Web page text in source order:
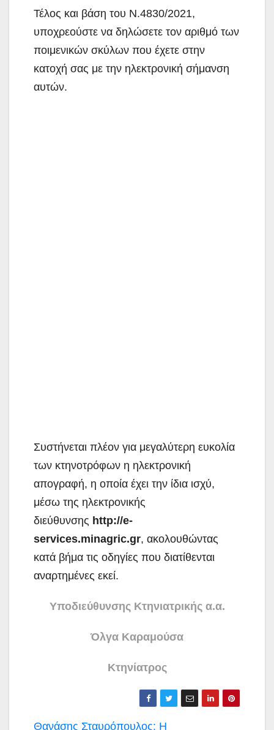
Τέλος και βάση του Ν.4830/2021,
υποχρεούστε να δηλώσετε τον αριθμό των
ποιμενικών σκύλων που έχετε στην
κατοχή σας με την ηλεκτρονική σήμανση
αυτών.
Συστήνεται πλέον για μεγαλύτερη ευκολία
των κτηνοτρόφων η ηλεκτρονική
απογραφή, η οποία έχει την ίδια ισχύ,
μέσω της ηλεκτρονικής
διεύθυνσης http://e-
services.minagric.gr, ακολουθώντας
κατά βήμα τις οδηγίες που διατίθενται
αναρτημένες εκεί.
Υποδιεύθυνσης Κτηνιατρικής α.α.
Όλγα Καραμούσα
Κτηνίατρος
Θανάσης Σταυρόπουλος: Η